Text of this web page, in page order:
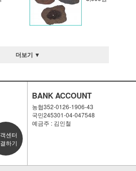
더보기 ▼
센터
하기
BANK ACCOUNT
농협352-0126-1906-43
국민245301-04-047548
예금주 : 김인철